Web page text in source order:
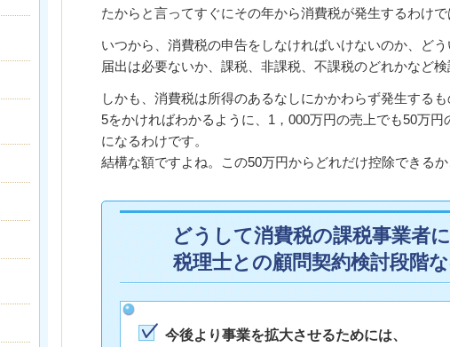
たからと言ってすぐにその年から消費税が発生するわけで
いつから、消費税の申告をしなければいけないのか、どう
届出は必要ないか、課税、非課税、不課税のどれかなど検
しかも、消費税は所得のあるなしにかかわらず発生する
5をかければわかるように、1，000万円の売上でも50万円
になるわけです。
結構な額ですよね。この50万円からどれだけ控除できるか
どうして消費税の課税事業者
税理士との顧問契約検討段階
今後より事業を拡大させるためには、